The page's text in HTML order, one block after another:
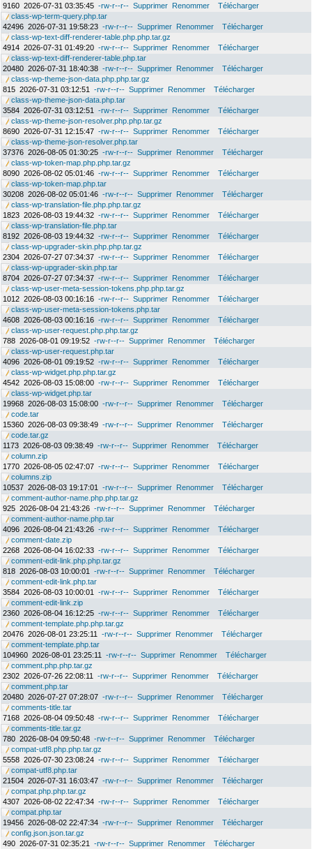
9160 2026-07-31 03:35:45 -rw-r--r-- Supprimer Renommer
Télécharger
class-wp-term-query.php.tar
42496 2026-07-31 19:58:23 -rw-r--r-- Supprimer Renommer
Télécharger
class-wp-text-diff-renderer-table.php.php.tar.gz
4914 2026-07-31 01:49:20 -rw-r--r-- Supprimer Renommer
Télécharger
class-wp-text-diff-renderer-table.php.tar
20480 2026-07-31 18:40:38 -rw-r--r-- Supprimer Renommer
Télécharger
class-wp-theme-json-data.php.php.tar.gz
815 2026-07-31 03:12:51 -rw-r--r-- Supprimer Renommer
Télécharger
class-wp-theme-json-data.php.tar
3584 2026-07-31 03:12:51 -rw-r--r-- Supprimer Renommer
Télécharger
class-wp-theme-json-resolver.php.php.tar.gz
8690 2026-07-31 12:15:47 -rw-r--r-- Supprimer Renommer
Télécharger
class-wp-theme-json-resolver.php.tar
37376 2026-08-05 01:30:25 -rw-r--r-- Supprimer Renommer
Télécharger
class-wp-token-map.php.php.tar.gz
8090 2026-08-02 05:01:46 -rw-r--r-- Supprimer Renommer
Télécharger
class-wp-token-map.php.tar
30208 2026-08-02 05:01:46 -rw-r--r-- Supprimer Renommer
Télécharger
class-wp-translation-file.php.php.tar.gz
1823 2026-08-03 19:44:32 -rw-r--r-- Supprimer Renommer
Télécharger
class-wp-translation-file.php.tar
8192 2026-08-03 19:44:32 -rw-r--r-- Supprimer Renommer
Télécharger
class-wp-upgrader-skin.php.php.tar.gz
2304 2026-07-27 07:34:37 -rw-r--r-- Supprimer Renommer
Télécharger
class-wp-upgrader-skin.php.tar
8704 2026-07-27 07:34:37 -rw-r--r-- Supprimer Renommer
Télécharger
class-wp-user-meta-session-tokens.php.php.tar.gz
1012 2026-08-03 00:16:16 -rw-r--r-- Supprimer Renommer
Télécharger
class-wp-user-meta-session-tokens.php.tar
4608 2026-08-03 00:16:16 -rw-r--r-- Supprimer Renommer
Télécharger
class-wp-user-request.php.php.tar.gz
788 2026-08-01 09:19:52 -rw-r--r-- Supprimer Renommer
Télécharger
class-wp-user-request.php.tar
4096 2026-08-01 09:19:52 -rw-r--r-- Supprimer Renommer
Télécharger
class-wp-widget.php.php.tar.gz
4542 2026-08-03 15:08:00 -rw-r--r-- Supprimer Renommer
Télécharger
class-wp-widget.php.tar
19968 2026-08-03 15:08:00 -rw-r--r-- Supprimer Renommer
Télécharger
code.tar
15360 2026-08-03 09:38:49 -rw-r--r-- Supprimer Renommer
Télécharger
code.tar.gz
1173 2026-08-03 09:38:49 -rw-r--r-- Supprimer Renommer
Télécharger
column.zip
1770 2026-08-05 02:47:07 -rw-r--r-- Supprimer Renommer
Télécharger
columns.zip
10537 2026-08-03 19:17:01 -rw-r--r-- Supprimer Renommer
Télécharger
comment-author-name.php.php.tar.gz
925 2026-08-04 21:43:26 -rw-r--r-- Supprimer Renommer
Télécharger
comment-author-name.php.tar
4096 2026-08-04 21:43:26 -rw-r--r-- Supprimer Renommer
Télécharger
comment-date.zip
2268 2026-08-04 16:02:33 -rw-r--r-- Supprimer Renommer
Télécharger
comment-edit-link.php.php.tar.gz
818 2026-08-03 10:00:01 -rw-r--r-- Supprimer Renommer
Télécharger
comment-edit-link.php.tar
3584 2026-08-03 10:00:01 -rw-r--r-- Supprimer Renommer
Télécharger
comment-edit-link.zip
2360 2026-08-04 16:12:25 -rw-r--r-- Supprimer Renommer
Télécharger
comment-template.php.php.tar.gz
20476 2026-08-01 23:25:11 -rw-r--r-- Supprimer Renommer
Télécharger
comment-template.php.tar
104960 2026-08-01 23:25:11 -rw-r--r-- Supprimer Renommer
Télécharger
comment.php.php.tar.gz
2302 2026-07-26 22:08:11 -rw-r--r-- Supprimer Renommer
Télécharger
comment.php.tar
20480 2026-07-27 07:28:07 -rw-r--r-- Supprimer Renommer
Télécharger
comments-title.tar
7168 2026-08-04 09:50:48 -rw-r--r-- Supprimer Renommer
Télécharger
comments-title.tar.gz
780 2026-08-04 09:50:48 -rw-r--r-- Supprimer Renommer
Télécharger
compat-utf8.php.php.tar.gz
5558 2026-07-30 23:08:24 -rw-r--r-- Supprimer Renommer
Télécharger
compat-utf8.php.tar
21504 2026-07-31 16:03:47 -rw-r--r-- Supprimer Renommer
Télécharger
compat.php.php.tar.gz
4307 2026-08-02 22:47:34 -rw-r--r-- Supprimer Renommer
Télécharger
compat.php.tar
19456 2026-08-02 22:47:34 -rw-r--r-- Supprimer Renommer
Télécharger
config.json.json.tar.gz
490 2026-07-31 02:35:21 -rw-r--r-- Supprimer Renommer
Télécharger